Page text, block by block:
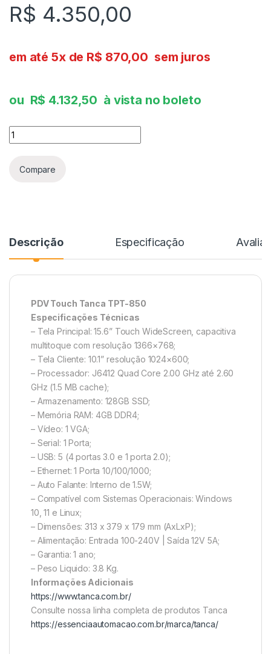
R$ 4.350,00
em até 5x de R$ 870,00 sem juros
ou R$ 4.132,50 à vista no boleto
Compare
Descrição Especificação
PDV Touch Tanca TPT-850
Especificações Técnicas
– Tela Principal: 15.6” Touch WideScreen, capacitiva
multitoque com resolução 1366×768;
– Tela Cliente: 10.1” resolução 1024×600;
– Processador: J6412 Quad Core 2.00 GHz até 2.60
GHz (1.5 MB cache);
– Armazenamento: 128GB SSD;
– Memória RAM: 4GB DDR4;
– Vídeo: 1 VGA;
– Serial: 1 Porta;
– USB: 5 (4 portas 3.0 e 1 porta 2.0);
– Ethernet: 1 Porta 10/100/1000;
– Auto Falante: Interno de 1.5W;
– Compatível com Sistemas Operacionais: Windows
10, 11 e Linux;
– Dimensões: 313 x 379 x 179 mm (AxLxP);
– Alimentação: Entrada 100-240V | Saída 12V 5A;
– Garantia: 1 ano;
– Peso Liquido: 3.8 Kg.
Informações Adicionais
https://www.tanca.com.br/
Consulte nossa linha completa de produtos Tanca
https://essenciaautomacao.com.br/marca/tanca/